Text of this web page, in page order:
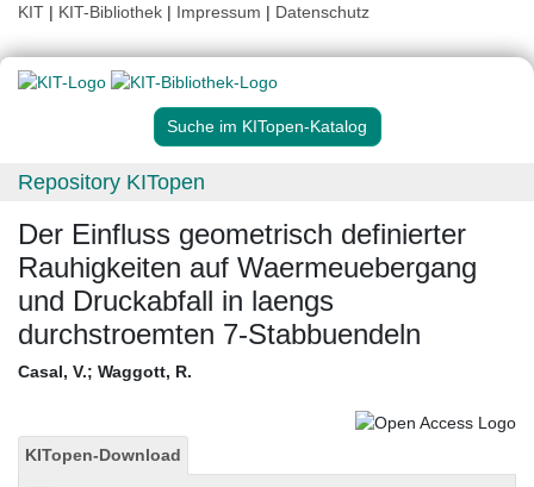
KIT | KIT-Bibliothek | Impressum | Datenschutz
Suche im KITopen-Katalog
Repository KITopen
Der Einfluss geometrisch definierter
Rauhigkeiten auf Waermeuebergang
und Druckabfall in laengs
durchstroemten 7-Stabbuendeln
Casal, V.; Waggott, R.
KITopen-Download